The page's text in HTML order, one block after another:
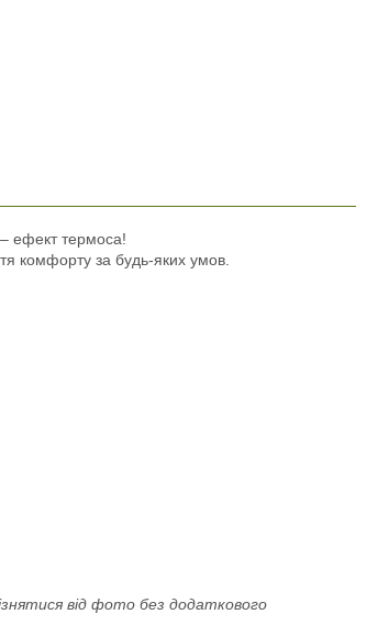
ефект термоса!
комфорту за будь-яких умов.
від фото без додаткового